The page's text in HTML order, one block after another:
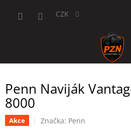
CZK
Penn Naviják
8000
Akce Značka: Penn